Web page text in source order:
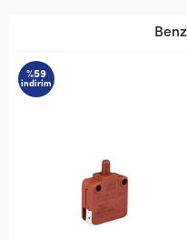
%59
indirim